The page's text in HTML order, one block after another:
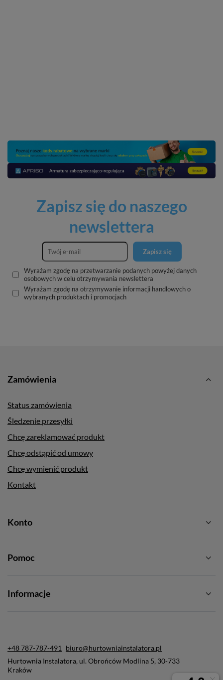
Zapisz się do naszego
newslettera
Zapisz się
Wyrażam zgodę na przetwarzanie podanych powyżej danych
osobowych w celu otrzymywania newslettera
Wyrażam zgodę na otrzymywanie informacji handlowych o
wybranych produktach i promocjach
Zamówienia
Status zamówienia
Śledzenie przesyłki
Chcę zareklamować produkt
Chcę odstąpić od umowy
Chcę wymienić produkt
Kontakt
Konto
Pomoc
Informacje
+48 787-787-491
biuro@hurtowniainstalatora.pl
Hurtownia Instalatora, ul. Obrońców Modlina 5, 30-733
Kraków